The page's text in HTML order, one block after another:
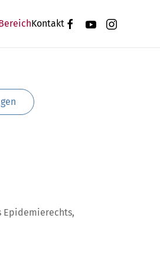
Kontakt
Epidemierechts,